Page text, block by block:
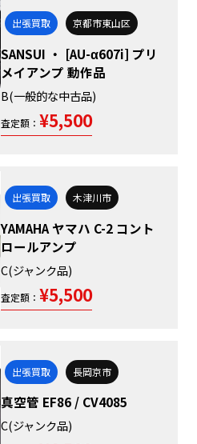
出張買取 京都市東山区
SANSUI ・ [AU-α607i] プリ
メイアンプ 動作品
B(一般的な中古品)
査定額： ¥5,500
出張買取 木津川市
YAMAHA ヤマハ C-2 コント
ロールアンプ
C(ジャンク品)
査定額： ¥5,500
出張買取 長岡京市
真空管 EF86 / CV4085
C(ジャンク品)